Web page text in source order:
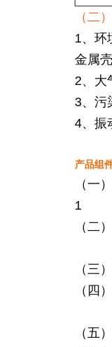
（二
1、环
金属
2、大
3、污
4、振
产品组
（一
1
（二
（三
（四
（五